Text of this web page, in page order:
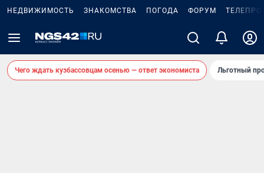
НЕДВИЖИМОСТЬ ЗНАКОМСТВА ПОГОДА ФОРУМ
Чего ждать кузбассовцам осенью — ответ экономиста Льготный